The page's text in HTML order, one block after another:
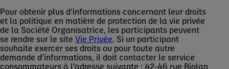
Pour obtenir plus d’informations concernant leur droits
et la politique en matière de protection de la vie privée
de la Société Organisatrice, les participants peuvent
se rendre sur le site Vie Privée. Si un participant
souhaite exercer ses droits ou pour toute autre
demande d’informations, il doit contacter le service
consommateurs à l’adresse suivante : 42-46 rue Riolan